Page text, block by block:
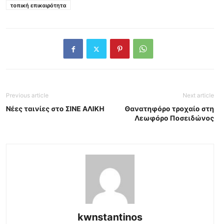
τοπική επικαιρότητα
Previous article
Νέες ταινίες στο ΣΙΝΕ ΑΛΙΚΗ
Next article
Θανατηφόρο τροχαίο στη
Λεωφόρο Ποσειδώνος
kwnstantinos